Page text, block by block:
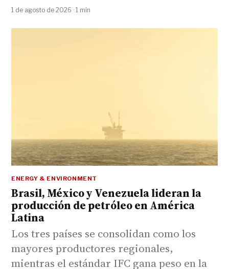
1 de agosto de 2026 · 1 min
ENERGY & ENVIRONMENT
Brasil, México y Venezuela lideran la
producción de petróleo en América
Latina
Los tres países se consolidan como los
mayores productores regionales,
mientras el estándar IFC gana peso en la